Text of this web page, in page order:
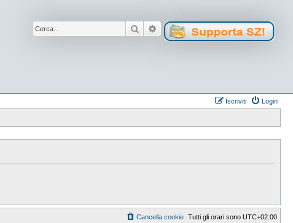
Cerca Ricerca avanzata
Login
Iscriviti
Tutti gli orari sono UTC+02:00
Cancella cookie